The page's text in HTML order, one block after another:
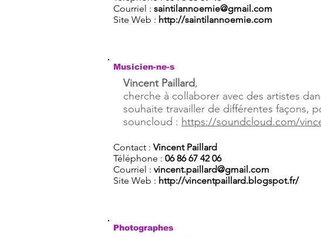
Courriel : saintilannoemie@gmail.com
Site Web : http://saintilannoemie.com
Musicien-ne-s
Vincent Paillard,
cherche à collaborer avec des artistes
souhaite travailler de différentes façons,
souncloud : https://soundcloud.com/
Contact : Vincent Paillard
Téléphone : 06 86 67 42 06
Courriel : vincent.paillard@gmail.com
Site Web : http://vincentpaillard.blogspot.fr/
Photographes